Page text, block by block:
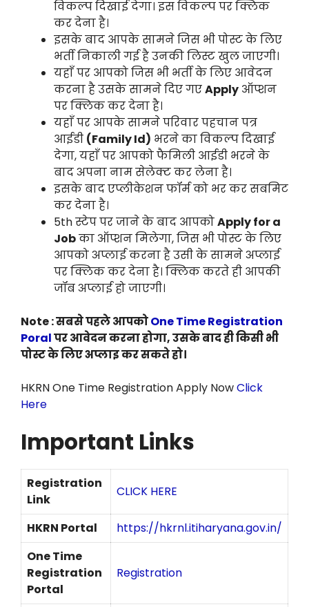
विकल्प दिखाई देगा। इस विकल्प पर क्लिक
कर देना है।
इसके बाद आपके सामने जिस भी पोस्ट के लिए
भर्ती निकाली गई है उनकी लिस्ट खुल जाएगी।
यहाँ पर आपको जिस भी भर्ती के लिए आवेदन
करना है उसके सामने दिए गएApply ऑप्शन
पर क्लिक कर देना है।
यहाँ पर आपके सामने परिवार पहचान पत्र
आईडी (Family Id) भरने का विकल्प दिखाई
देगा, यहाँ पर आपको फैमिली आईडी भरने के
बाद अपना नाम सेलेक्ट कर लेना है।
इसके बाद एप्लीकेशन फॉर्म को भर कर सबमिट
कर देना है।
5th स्टेप पर जाने के बाद आपकोApply for a
Jobका ऑप्शन मिलेगा, जिस भी पोस्ट के लिए
आपको अप्लाई करना है उसी के सामने अप्लाई
पर क्लिक कर देना है। क्लिक करते ही आपकी
जॉब अप्लाई हो जाएगी।
Note : सबसे पहले आपकोOne Time Registration
Poralपर आवेदन करना होगा, उसके बाद ही किसी भी
पोस्ट के लिए अप्लाइ कर सकते हो।
HKRN One Time Registration Apply NowClick
Here
Important Links
Registration
Link
CLICK HERE
HKRN Portal
https://hkrnl.itiharyana.gov.in/
One Time
Registration
Portal
Registration